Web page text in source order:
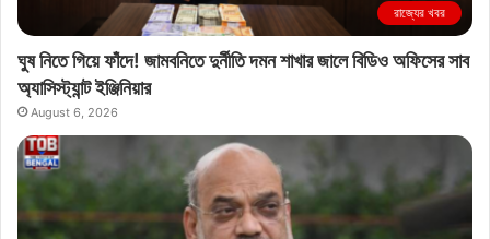
রাজ্যের খবর
ঘুষ নিতে গিয়ে ফাঁদে! জামবনিতে দুর্নীতি দমন শাখার জালে বিডিও অফিসের সাব
অ্যাসিস্ট্যান্ট ইঞ্জিনিয়ার
August 6, 2026